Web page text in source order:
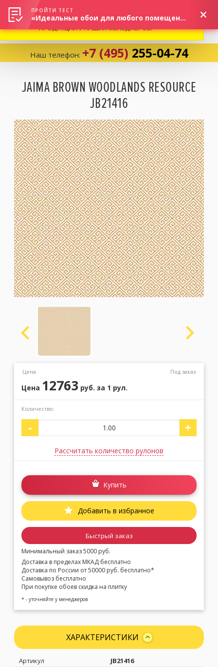
Корзина: 0
Избранное:0 товаров
Каталог
Компания
Личный кабинет
Москва (сменить город)
Заказать обратный звонок
Наш телефон: +7 (495) 255-04-74
JAIMA BROWN WOODLANDS RESOURCE
JB21416
Цена Под заказ
Цена 12763 руб. за 1 рул.
Количество:
- +
Рассчитать количество рулонов
Купить
Добавить в избранное
Быстрый заказ
Минимальный заказ 5000 руб.
Доставка в пределах МКАД бесплатно
Доставка по России от 50000 руб. бесплатно*
Самовывоз бесплатно
При покупке обоев скидка на плитку
* - уточняйте у менеджеров
ХАРАКТЕРИСТИКИ
Артикул
JB21416
ВНИМАНИЕ! В СВЯЗИ С СИТУАЦИЕЙ НА РЫНКЕ, ПРОСИМ
УТОЧНЯТЬ АКТУАЛЬНУЮ СТОИМОСТЬ И НАЛИЧИЕ
ПРОДУКЦИИ У НАШИХ МЕНЕДЖЕРОВ.
ПРОЙТИ ТЕСТ
«Идеальные обои для любого помещения!»